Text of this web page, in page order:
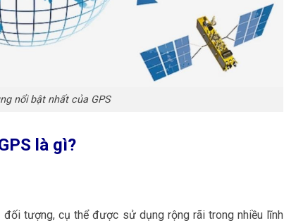
nổi bật nhất của GPS
là gì?
tượng, cụ thể được sử dụng rộng rãi trong nhiều lĩnh